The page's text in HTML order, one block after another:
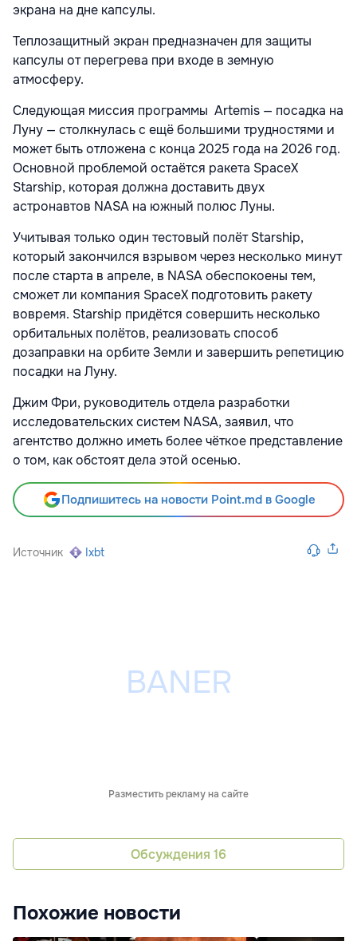
экрана на дне капсулы.
Теплозащитный экран предназначен для защиты
капсулы от перегрева при входе в земную
атмосферу.
Следующая миссия программы Artemis — посадка на
Луну — столкнулась с ещё большими трудностями и
может быть отложена с конца 2025 года на 2026 год.
Основной проблемой остаётся ракета SpaceX
Starship, которая должна доставить двух
астронавтов NASA на южный полюс Луны.
Учитывая только один тестовый полёт Starship,
который закончился взрывом через несколько минут
после старта в апреле, в NASA обеспокоены тем,
сможет ли компания SpaceX подготовить ракету
вовремя. Starship придётся совершить несколько
орбитальных полётов, реализовать способ
дозаправки на орбите Земли и завершить репетицию
посадки на Луну.
Джим Фри, руководитель отдела разработки
исследовательских систем NASA, заявил, что
агентство должно иметь более чёткое представление
о том, как обстоят дела этой осенью.
Подпишитесь на новости Point.md в Google
Источник Ixbt
Разместить рекламу на сайте
Обсуждения 16
Похожие новости